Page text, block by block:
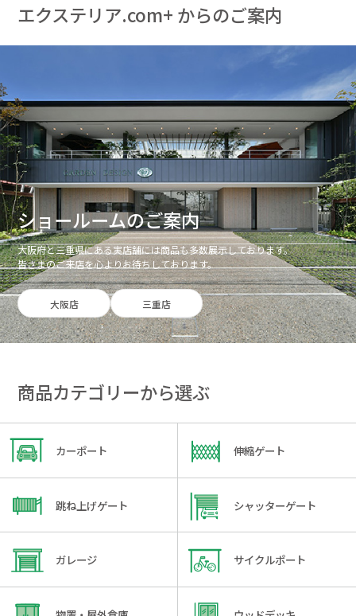
エクステリア.com+ からのご案内
ショールームのご案内
大阪府と三重県にある実店舗には商品も多数展示しております。
皆さまのご来店を心よりお待ちしております。
大阪店 三重店
商品カテゴリーから選ぶ
カーポート 伸縮ゲート
跳ね上げゲート シャッターゲート
ガレージ サイクルポート